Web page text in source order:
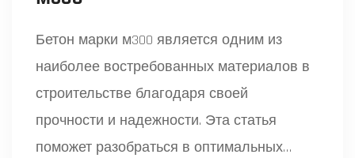
Бетон марки м300 является одним из
наиболее востребованных материалов в
строительстве благодаря своей
прочности и надежности. Эта статья
поможет разобраться в оптимальных